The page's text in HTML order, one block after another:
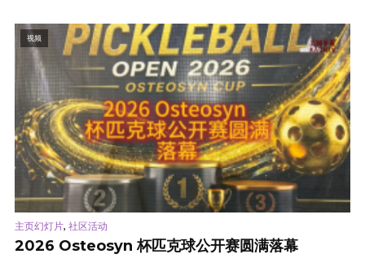
视频
主页幻灯片, 社区活动
2026 Osteosyn 杯匹克球公开赛圆满落幕